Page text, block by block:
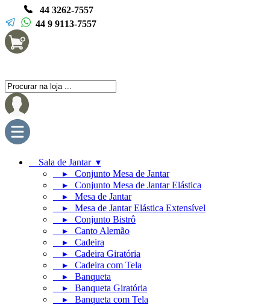
44 3262-7557
44 9 9113-7557
Sala de Jantar ▾
▸ Conjunto Mesa de Jantar
▸ Conjunto Mesa de Jantar Elástica
▸ Mesa de Jantar
▸ Mesa de Jantar Elástica Extensível
▸ Conjunto Bistrô
▸ Canto Alemão
▸ Cadeira
▸ Cadeira Giratória
▸ Cadeira com Tela
▸ Banqueta
▸ Banqueta Giratória
▸ Banqueta com Tela